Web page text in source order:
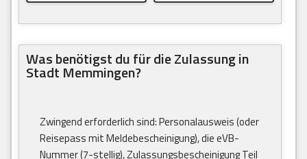
Was benötigst du für die Zulassung in
Stadt Memmingen?
Zwingend erforderlich sind: Personalausweis (oder
Reisepass mit Meldebescheinigung), die eVB-
Nummer (7-stellig), Zulassungsbescheinigung Teil